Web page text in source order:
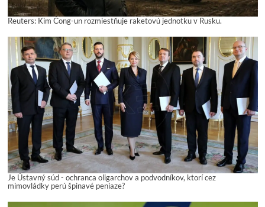
Reuters: Kim Čong-un rozmiestňuje raketovú jednotku v Rusku.
Je Ústavný súd - ochranca oligarchov a podvodníkov, ktorí cez
mimovládky perú špinavé peniaze?